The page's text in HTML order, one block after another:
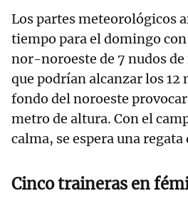
Los partes meteorológicos
tiempo para el domingo
nor-noroeste de 7 nudos de
que podrían alcanzar los 12
fondo del noroeste
metro de altura. Con el
calma, se espera una regata
Cinco traineras en